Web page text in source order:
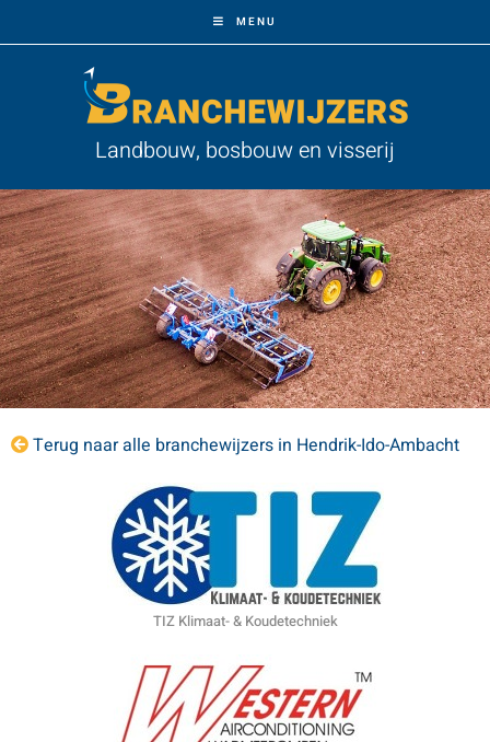
MENU
Landbouw, bosbouw en visserij
Terug naar alle branchewijzers in Hendrik-Ido-Ambacht
TIZ Klimaat- & Koudetechniek